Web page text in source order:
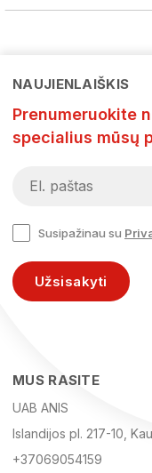
NAUJIENLAIŠKIS
Prenumeruokite
specialius mūsų
Susipažinau su
Užsisakyti
MUS RASITE
UAB ANIS
Islandijos pl. 217-10,
+37069054159